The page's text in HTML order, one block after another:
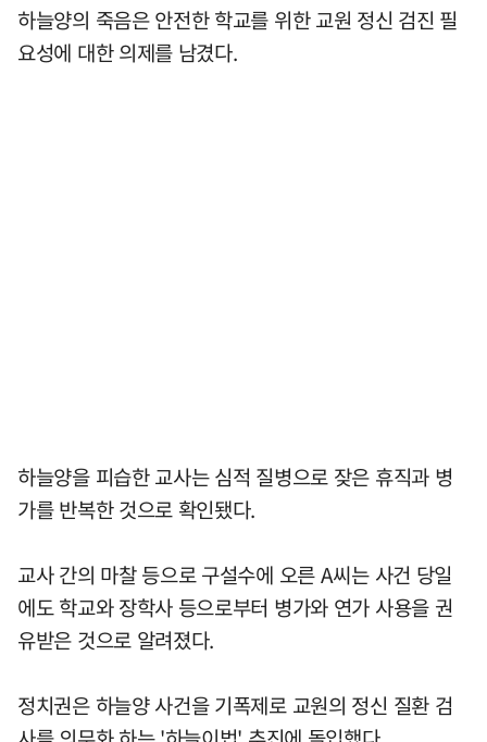
하늘양의 죽음은 안전한 학교를 위한 교원 정신 검진 필
요성에 대한 의제를 남겼다.
하늘양을 피습한 교사는 심적 질병으로 잦은 휴직과 병
가를 반복한 것으로 확인됐다.
교사 간의 마찰 등으로 구설수에 오른 A씨는 사건 당일
에도 학교와 장학사 등으로부터 병가와 연가 사용을 권
유받은 것으로 알려졌다.
정치권은 하늘양 사건을 기폭제로 교원의 정신 질환 검